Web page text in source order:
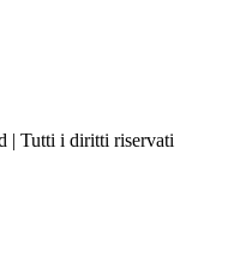
| Tutti i diritti riservati